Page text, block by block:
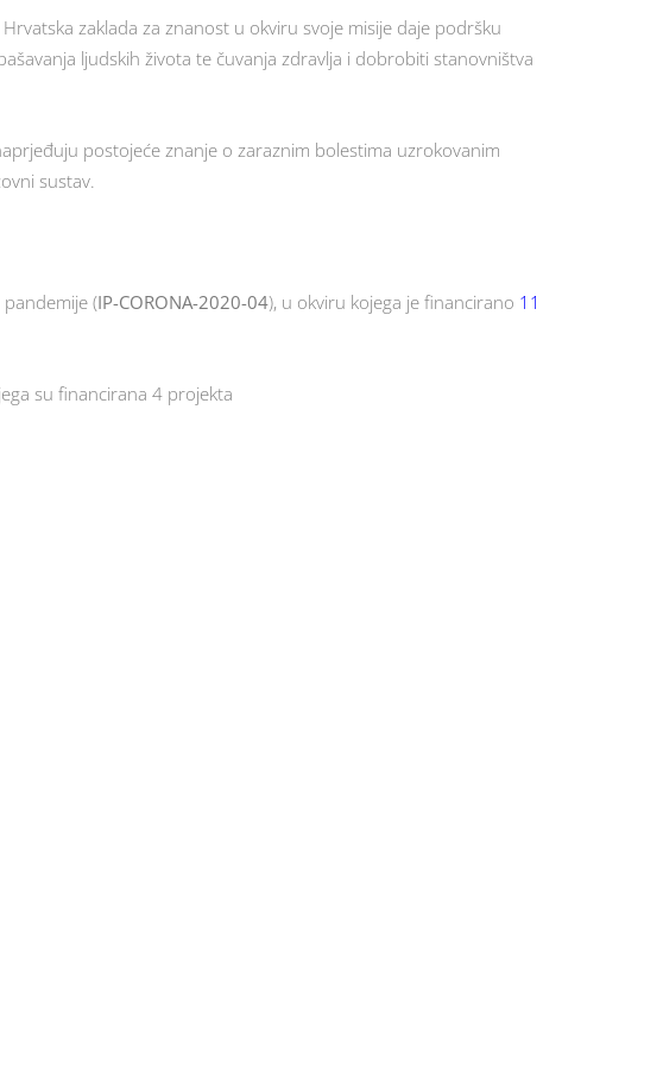
zaklada za znanost u okviru svoje misije daje podršku
ljudskih života te čuvanja zdravlja i dobrobiti stanovništva
postojeće znanje o zaraznim bolestima uzrokovanim
sustav.
(IP-CORONA-2020-04), u okviru kojega je financirano 11
su financirana 4 projekta